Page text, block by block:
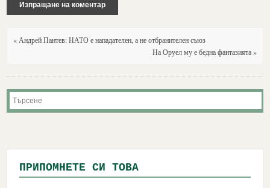
« Андрей Пантев: НАТО е нападателен, а не отбранителен съюз
На Оруел му е бедна фантазията »
ПРИПОМНЕТЕ СИ ТОВА